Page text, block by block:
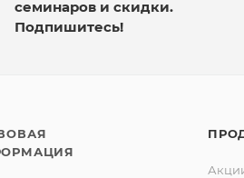
семинаров и скидки.
Подпишитесь!